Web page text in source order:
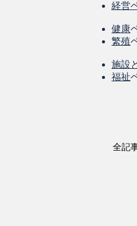
経営
健康
繁殖
施設
福祉
全記